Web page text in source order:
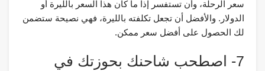
سعر الرحلة، وأن تستفسر إذا ما كان هذا السعر بالليرة أو
الدولار. والأفضل أن تجعل تكلفته بالليرة، فهي نصيحة ستضمن
لك الحصول على أفضل سعر ممكن.
7- اصطحب شاحنك بحوزتك في